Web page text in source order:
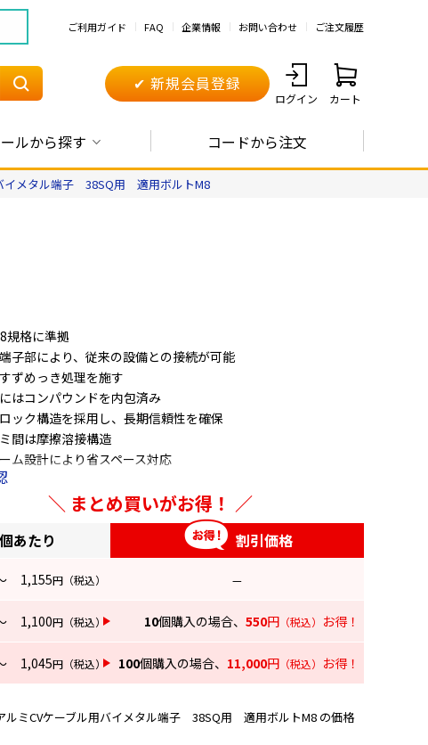
ご利用ガイド FAQ 企業情報 お問い合わせ ご注文履歴
✔ 新規会員登録
ログイン カート
ルから探す コードから注文
イメタル端子 38SQ用 適用ボルトM8
規格に準拠
子部により、従来の設備との接続が可能
ずめっき処理を施す
はコンパウンドを内包済み
ック構造を採用し、長期信頼性を確保
間は摩擦溶接構造
ム設計により省スペース対応
があり、正確な圧縮位置の確認が可能
まとめ買いがお得！
あたり 割引価格
1,155円 （税込） —
1,100円 （税込） 10個購入の場合、 550円 （税込） お得！
1,045円 （税込） 100個購入の場合、 11,000円 （税込） お得！
ルミCVケーブル用バイメタル端子 38SQ用 適用ボルトM8 の価格